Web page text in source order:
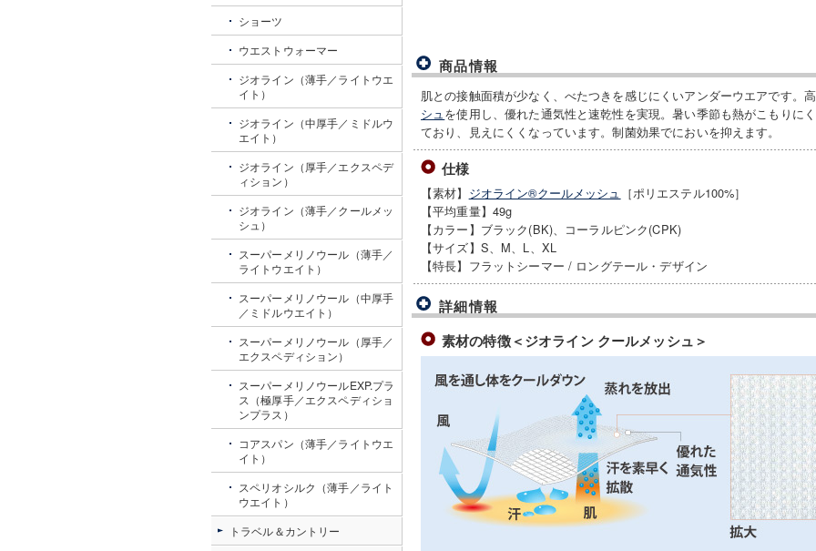
商品情報
肌との接触面積が少なく、べたつきを感じにくいアンダーウエアです。
シュを使用し、優れた通気性と速乾性を実現。暑い季節も熱がこもりに
ており、見えにくくなっています。制菌効果でにおいを抑えます。
仕様
【素材】 ジオライン®クールメッシュ ［ポリエステル100%］
【平均重量】49g
【カラー】ブラック(BK)、コーラルピンク(CPK)
【サイズ】S、M、L、XL
【特長】フラットシーマー / ロングテール・デザイン
詳細情報
素材の特徴＜ジオライン クールメッシュ＞
ショーツ
ウエストウォーマー
ジオライン（薄手／ライトウエ
イト）
ジオライン（中厚手／ミドルウ
エイト）
ジオライン（厚手／エクスペデ
ィション）
ジオライン（薄手／クールメッ
シュ）
スーパーメリノウール（薄手／
ライトウエイト）
スーパーメリノウール（中厚手
／ミドルウエイト）
スーパーメリノウール（厚手／
エクスペディション）
スーパーメリノウールEXP.プラ
ス（極厚手／エクスペディショ
ンプラス）
コアスパン（薄手／ライトウエ
イト）
スペリオシルク（薄手／ライト
ウエイト）
トラベル＆カントリー